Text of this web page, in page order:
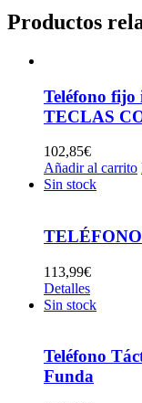
Productos
Teléfono fijo
TECLAS
102,85€
Añadir al carrito
Sin stock
113,99€
Detalles
Sin stock
Teléfono
Funda